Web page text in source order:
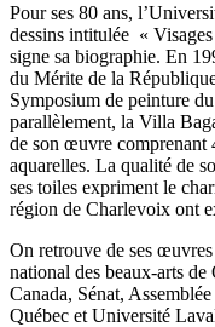
Pour ses 80 ans,
dessins intitulée «
signe sa biographie. En
du Mérite de la
Symposium de peinture
parallèlement, la Villa
de son œuvre comprenant
aquarelles. La qualité de
ses toiles expriment le
région de Charlevoix ont
On retrouve de ses
national des beaux-arts de
Canada, Sénat,
Québec et Université